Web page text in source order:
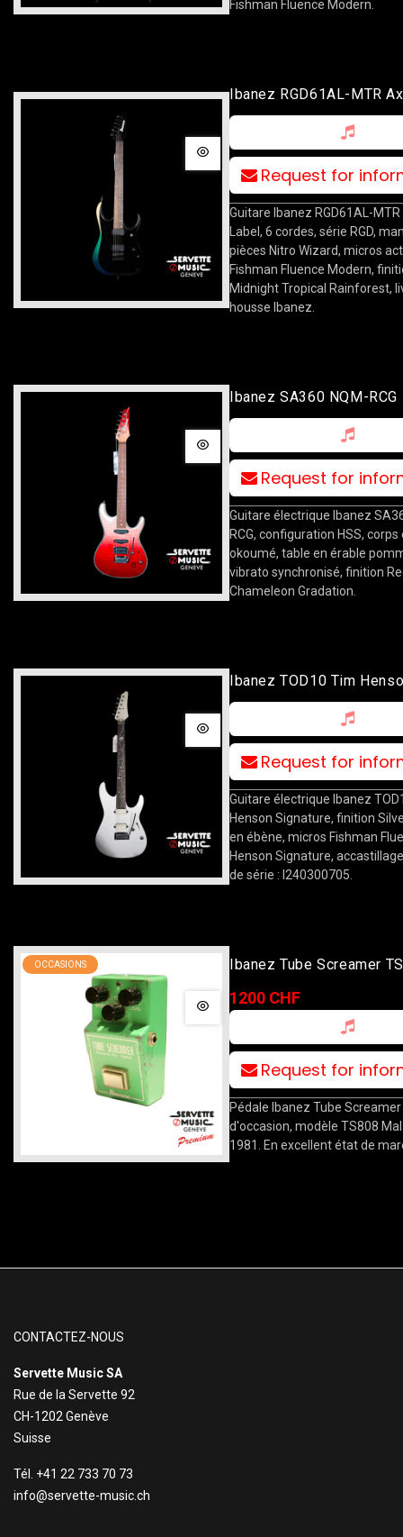
Fishman Fluence Modern.
Ibanez RGD61AL-MTR
Label
Request for
Guitare Ibanez RGD61AL-
Label, 6 cordes, série RGD,
pièces Nitro Wizard, micros
Fishman Fluence Modern,
Midnight Tropical Rainforest,
housse Ibanez.
Ibanez SA360 NQM-RCG
Request for
Guitare électrique Ibanez
RCG, configuration HSS, corps
okoumé, table en érable
vibrato synchronisé, finition
Chameleon Gradation.
Ibanez TOD10 Tim
Signature Silver
Request for
Guitare électrique Ibanez
Henson Signature, finition
en ébène, micros Fishman
Henson Signature,
de série : I240300705.
OCCASIONS
Ibanez Tube Screamer
Malaysian Chip 1981
1200 CHF
Request for
Pédale Ibanez Tube Screamer
d'occasion, modèle TS808
1981. En excellent état de
CONTACTEZ-NOUS
Servette Music SA
Rue de la Servette 92
CH-1202 Genève
Suisse
Tél. +41 22 733 70 73
info@servette-music.ch